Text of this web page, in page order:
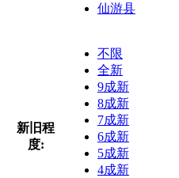
仙游县
新旧程
度:
不限
全新
9成新
8成新
7成新
6成新
5成新
4成新